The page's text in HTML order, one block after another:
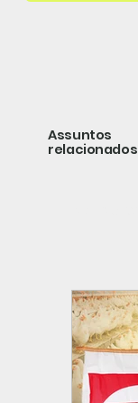
Assuntos
relacionados